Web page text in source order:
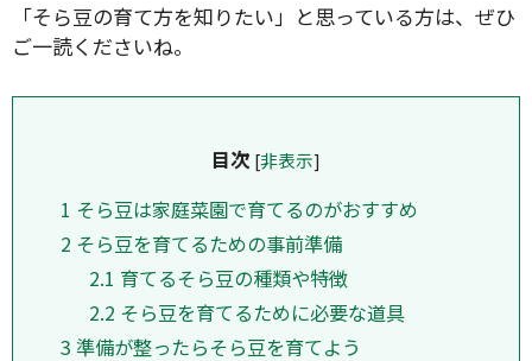
「そら豆の育て方を知りたい」と思っている方は、ぜひ
ご一読くださいね。
目次 [非表示]
1 そら豆は家庭菜園で育てるのがおすすめ
2 そら豆を育てるための事前準備
2.1 育てるそら豆の種類や特徴
2.2 そら豆を育てるために必要な道具
3 準備が整ったらそら豆を育てよう